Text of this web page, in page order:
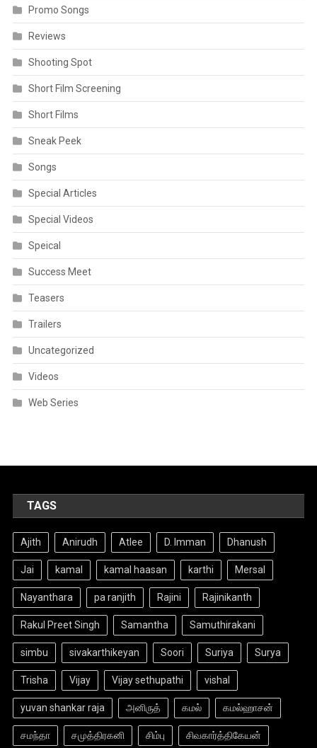
Promo Songs
Reviews
Shooting Spot
Short Film Screening
Short Films
Sneak Peek
Songs
Special Articles
Special Videos
Speical
Success Meet
Teasers
Trailers
Uncategorized
Videos
Web Series
TAGS
Ajith Anirudh Atlee D. Imman Dhanush
Jai kamal kamal haasan karthi Mersal
Nayanthara pa ranjith Rajini Rajinikanth
Rakul Preet Singh Samantha Samuthirakani
simbu sivakarthikeyan Soori Suriya Surya
Trisha Vijay Vijay sethupathi vishal
yuvan shankar raja அனிருத் கமல் கமல்ஹாசன்
சமந்தா சமுத்திரகனி சிம்பு சிவகார்த்திகேயன்